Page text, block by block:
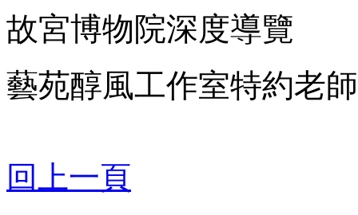
故宮博物院深度導覽
藝苑醇風工作室特約老師
回上一頁